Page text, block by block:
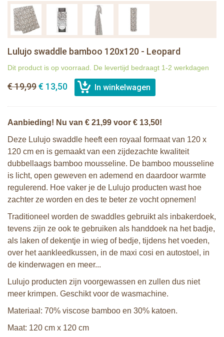
Lulujo swaddle bamboo 120x120 - Leopard
Dit product is op voorraad. De levertijd bedraagt 1-2 werkdagen
€ 19,99€ 13,50
Aanbieding! Nu van € 21,99 voor € 13,50!
Deze Lulujo swaddle heeft een royaal formaat van 120 x
120 cm en is gemaakt van een zijdezachte kwaliteit
dubbellaags bamboo mousseline. De bamboo mousseline
is licht, open geweven en ademend en daardoor warmte
regulerend. Hoe vaker je de Lulujo producten wast hoe
zachter ze worden en des te beter ze vocht opnemen!
Traditioneel worden de swaddles gebruikt als inbakerdoek,
tevens zijn ze ook te gebruiken als handdoek na het badje,
als laken of dekentje in wieg of bedje, tijdens het voeden,
over het aankleedkussen, in de maxi cosi en autostoel, in
de kinderwagen en meer...
Lulujo producten zijn voorgewassen en zullen dus niet
meer krimpen. Geschikt voor de wasmachine.
Materiaal: 70% viscose bamboo en 30% katoen.
Maat: 120 cm x 120 cm